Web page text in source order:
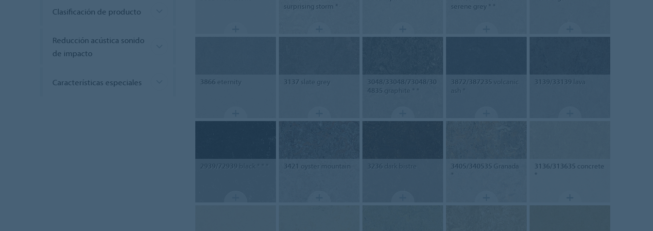
Clasificación de producto
Reducción acústica sonido
de impacto
Características especiales
surprising storm *
serene grey * *
3866 eternity 3137 slate grey
3048/33048/73048/30
4835 graphite * *
3872/387235 volcanic
ash *
3139/33139 lava
2939/72939 black * * * 3421 oyster mountain 3236 dark bistre 3405/340535 Granada
*
3136/313635 concrete
*